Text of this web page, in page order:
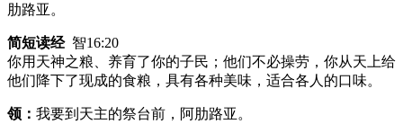
肋路亚。
简短读经智16:20
你用天神之粮、养育了你的子民；他们不必操劳，你从天上给
他们降下了现成的食粮，具有各种美味，适合各人的口味。
领： 我要到天主的祭台前，阿肋路亚。